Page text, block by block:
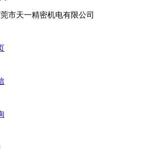
市天一精密机电有限公司